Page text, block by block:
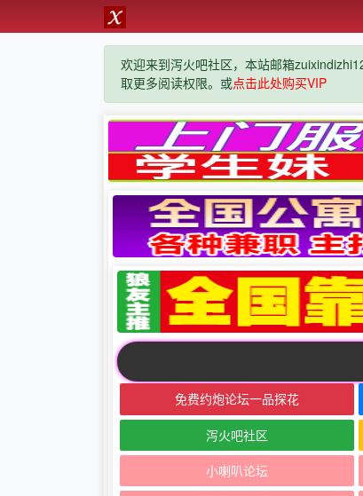
欢迎来到泻火吧社区，本站邮箱
取更多阅读权限。或点击此处购买VIP
免费约炮论坛一品探花
泻火吧社区
小喇叭论坛